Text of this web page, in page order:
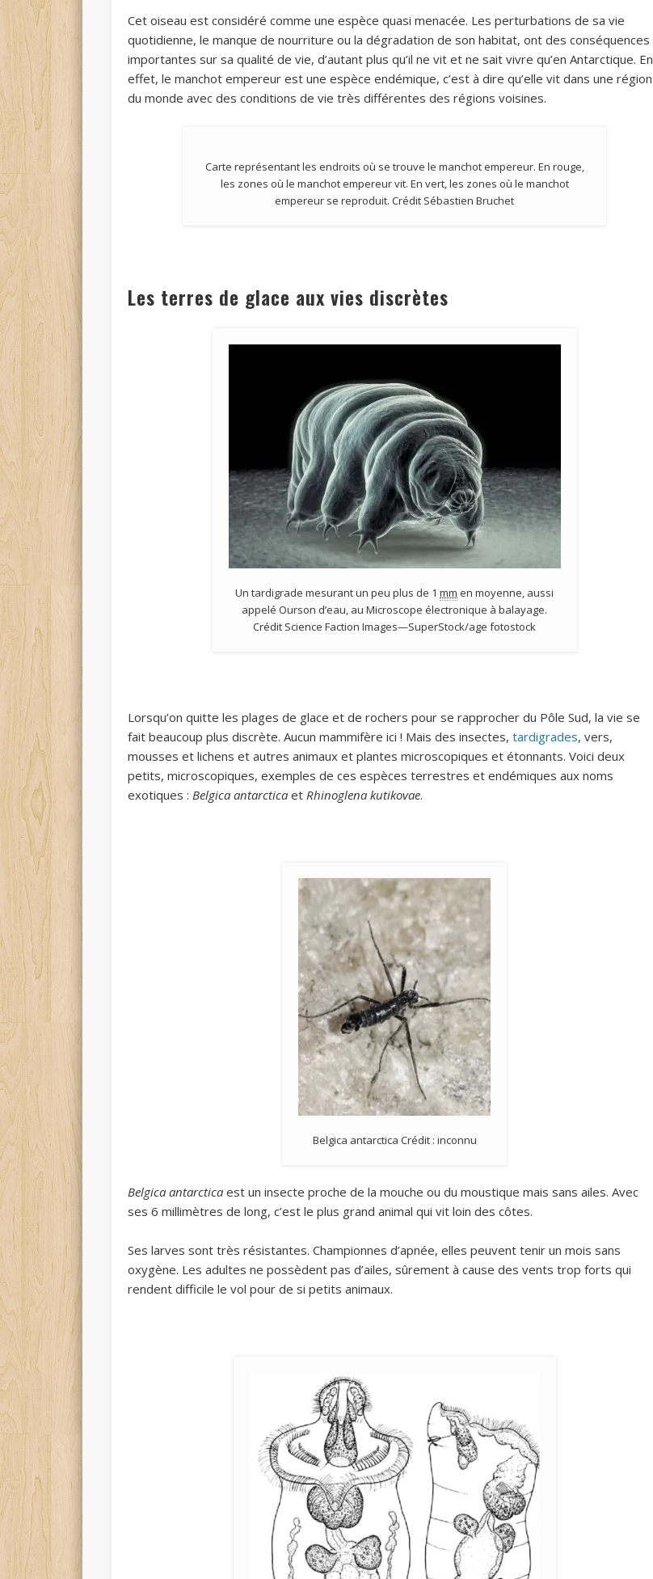
Cet oiseau est considéré comme une espèce quasi menacée. Les perturbations de sa vie
quotidienne, le manque de nourriture ou la dégradation de son habitat, ont des conséquences
importantes sur sa qualité de vie, d’autant plus qu’il ne vit et ne sait vivre qu’en Antarctique. En
effet, le manchot empereur est une espèce endémique, c’est à dire qu’elle vit dans une région
du monde avec des conditions de vie très différentes des régions voisines.
Carte représentant les endroits où se trouve le manchot empereur. En rouge,
les zones où le manchot empereur vit. En vert, les zones où le manchot
empereur se reproduit. Crédit Sébastien Bruchet
Les terres de glace aux vies discrètes
Un tardigrade mesurant un peu plus de 1mm en moyenne, aussi
appelé Ourson d’eau, au Microscope électronique à balayage.
Crédit Science Faction Images—SuperStock/age fotostock
Lorsqu’on quitte les plages de glace et de rochers pour se rapprocher du Pôle Sud, la vie se
fait beaucoup plus discrète. Aucun mammifère ici ! Mais des insectes,tardigrades, vers,
mousses et lichens et autres animaux et plantes microscopiques et étonnants.Voici deux
petits, microscopiques, exemples de ces espèces terrestres et endémiques aux noms
exotiques : Belgica antarcticaet Rhinoglena kutikovae.
Belgica antarctica Crédit : inconnu
Belgica antarcticaest un insecte proche de la mouche ou du moustique mais sans ailes. Avec
ses 6 millimètres de long, c’est le plus grand animal qui vit loin des côtes.
Ses larves sont très résistantes. Championnes d’apnée, elles peuvent tenir un mois sans
oxygène. Les adultes ne possèdent pas d’ailes, sûrement à cause des vents trop forts qui
rendent difficile le vol pour de si petits animaux.